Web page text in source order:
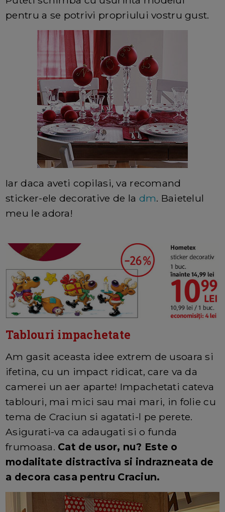
pentru a se potrivi propriului vostru gust.
Iar daca aveti copilasi, va recomand
sticker-ele decorative de la dm. Baietelul
meu le adora!
Tablouri impachetate
Am gasit aceasta idee extrem de usoara si
ifetina, cu un impact ridicat, care va da
camerei un aer aparte! Impachetati cateva
tablouri, mai mici sau mai mari, in folie cu
tema de Craciun si agatati-l pe perete.
Asigurati-va ca adaugati si o funda
frumoasa. Cat de usor, nu? Este o
modalitate distractiva si indrazneata de
a decora casa pentru Craciun.